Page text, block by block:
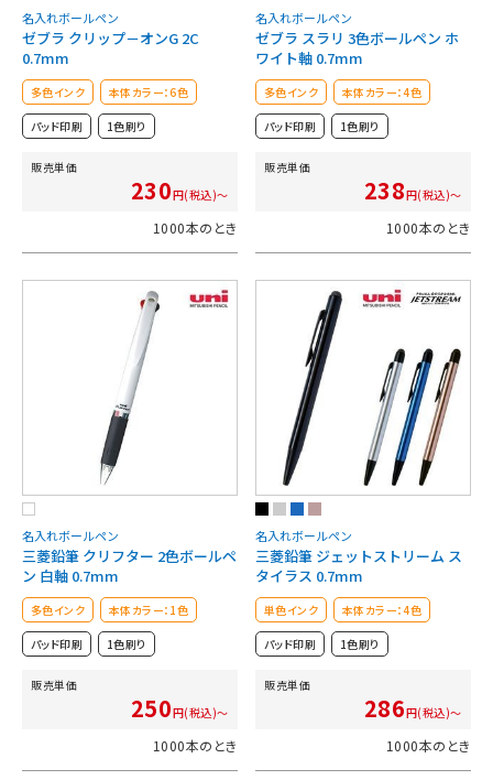
名入れボールペン
ゼブラ クリップ－オンG 2C
0.7mm
多色インク 本体カラー：6色
パッド印刷 1色刷り
販売単価
230円(税込)～
1000本のとき
名入れボールペン
ゼブラ スラリ 3色ボールペン ホ
ワイト軸 0.7mm
多色インク 本体カラー：4色
パッド印刷 1色刷り
販売単価
238円(税込)～
1000本のとき
名入れボールペン
三菱鉛筆 クリフター 2色ボールペ
ン 白軸 0.7mm
多色インク 本体カラー：1色
パッド印刷 1色刷り
販売単価
250円(税込)～
1000本のとき
名入れボールペン
三菱鉛筆 ジェットストリーム ス
タイラス 0.7mm
単色インク 本体カラー：4色
パッド印刷 1色刷り
販売単価
286円(税込)～
1000本のとき